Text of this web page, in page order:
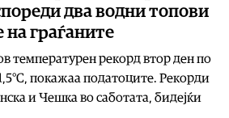
два водни топови
на граѓаните
температурен рекорд втор ден по
покажаа податоците. Рекорди
и Чешка во саботата, бидејќи